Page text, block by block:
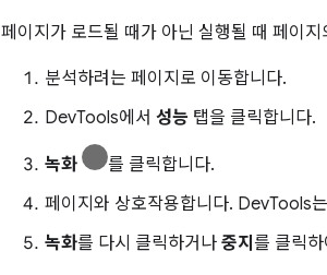
페이지가 로드될 때가 아닌 실행될 때 페이
분석하려는 페이지로 이동합니다.
DevTools에서 성능 탭을 클릭합니다.
녹화
를 클릭합니다.
페이지와 상호작용합니다. DevTools
녹화를 다시 클릭하거나 중지 를 클릭